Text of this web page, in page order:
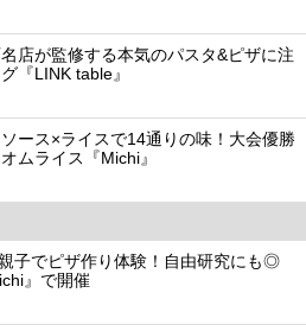
店が監修する本気のパスタ&ピザに注
『LINK table』
ース×ライスで14通りの味！大会優勝
ムライス『Michi』
子でピザ作り体験！自由研究にも◎
』で開催